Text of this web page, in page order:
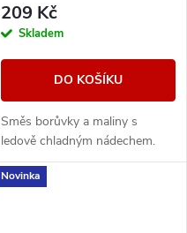
209 Kč
Skladem
DO KOŠÍKU
Směs borůvky a maliny s
ledově chladným nádechem.
Novinka